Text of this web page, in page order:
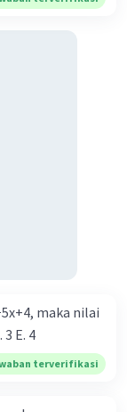
maka nilai
3 E. 4
terverifikasi